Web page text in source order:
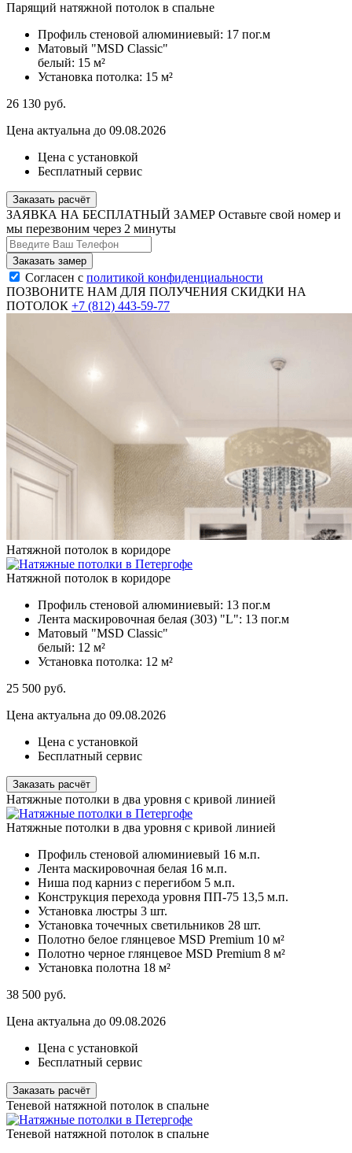
Парящий натяжной потолок в спальне
Профиль стеновой алюминиевый: 17 пог.м
Матовый "MSD Classic"
белый: 15 м²
Установка потолка: 15 м²
26 130 руб.
Цена актуальна до 09.08.2026
Цена с установкой
Бесплатный сервис
Заказать расчёт
ЗАЯВКА НА БЕСПЛАТНЫЙ ЗАМЕР Оставьте свой номер и
мы перезвоним через 2 минуты
Согласен с политикой конфиденциальности
ПОЗВОНИТЕ НАМ ДЛЯ ПОЛУЧЕНИЯ СКИДКИ НА
ПОТОЛОК +7 (812) 443-59-77
Натяжной потолок в коридоре
Натяжной потолок в коридоре
Профиль стеновой алюминиевый: 13 пог.м
Лента маскировочная белая (303) "L": 13 пог.м
Матовый "MSD Classic"
белый: 12 м²
Установка потолка: 12 м²
25 500 руб.
Цена актуальна до 09.08.2026
Цена с установкой
Бесплатный сервис
Заказать расчёт
Натяжные потолки в два уровня с кривой линией
Натяжные потолки в два уровня с кривой линией
Профиль стеновой алюминиевый 16 м.п.
Лента маскировочная белая 16 м.п.
Ниша под карниз с перегибом 5 м.п.
Конструкция перехода уровня ПП-75 13,5 м.п.
Установка люстры 3 шт.
Установка точечных светильников 28 шт.
Полотно белое глянцевое MSD Premium 10 м²
Полотно черное глянцевое MSD Premium 8 м²
Установка полотна 18 м²
38 500 руб.
Цена актуальна до 09.08.2026
Цена с установкой
Бесплатный сервис
Заказать расчёт
Теневой натяжной потолок в спальне
Теневой натяжной потолок в спальне